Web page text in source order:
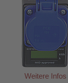
Weitere Infos